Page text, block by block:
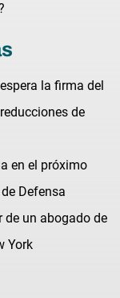
la firma del
de
en el próximo
Defensa
de un abogado de
York